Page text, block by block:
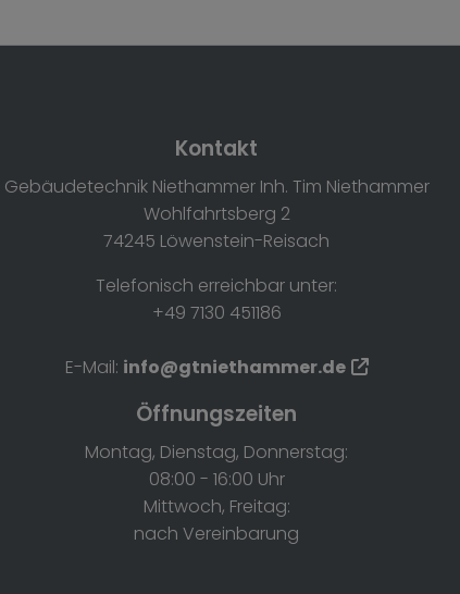
Kontakt
Gebäudetechnik Niethammer Inh. Tim Niethammer
Wohlfahrtsberg 2
74245 Löwenstein-Reisach
Telefonisch erreichbar unter:
+49 7130 451186
E-Mail: info@gtniethammer.de
Öffnungszeiten
Montag, Dienstag, Donnerstag:
08:00 - 16:00 Uhr
Mittwoch, Freitag:
nach Vereinbarung